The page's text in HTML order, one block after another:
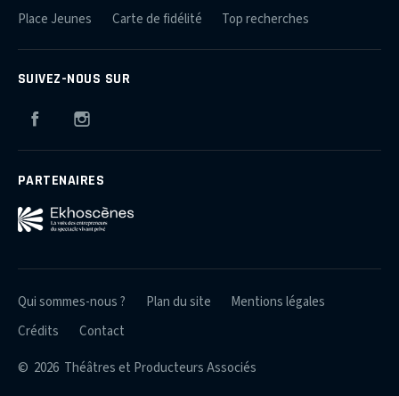
Place Jeunes
Carte de fidélité Top recherches
SUIVEZ-NOUS SUR
Facebook
PARTENAIRES
© 2026 Théâtres et Producteurs Associés
Qui sommes-nous ? Plan du site
Mentions légales
Crédits
Contact